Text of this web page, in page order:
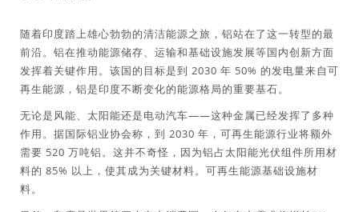
随着印度踏上雄心勃勃的清洁能源之旅，铝站在了这一转型的最
前沿。铝在推动能源储存、运输和基础设施发展等国内创新方面
发挥着关键作用。该国的目标是到 2030 年 50% 的发电量来自可
再生能源，铝是印度不断变化的能源格局的重要基石。
无论是风能、太阳能还是电动汽车——这种金属已经发挥了多种
作用。据国际铝业协会称，到 2030 年，可再生能源行业将额外
需要 520 万吨铝。这并不奇怪，因为铝占太阳能光伏组件所用材
料的 85% 以上，使其成为关键材料。可再生能源基础设施材
料。